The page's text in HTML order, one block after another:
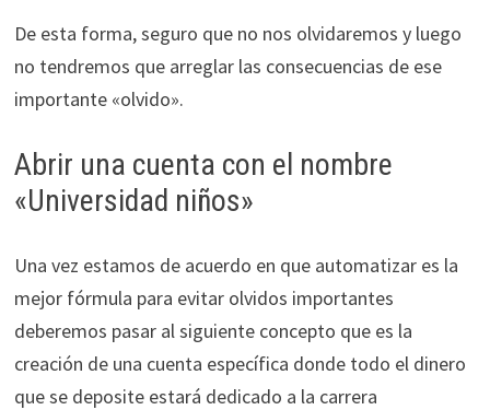
De esta forma, seguro que no nos olvidaremos y luego
no tendremos que arreglar las consecuencias de ese
importante «olvido».
Abrir una cuenta con el nombre
«Universidad niños»
Una vez estamos de acuerdo en que automatizar es la
mejor fórmula para evitar olvidos importantes
deberemos pasar al siguiente concepto que es la
creación de una cuenta específica donde todo el dinero
que se deposite estará dedicado a la carrera